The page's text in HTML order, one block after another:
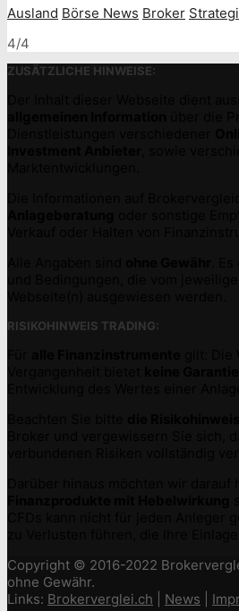
Ausland Börse News Broker
4/4
ZUSÄTZLICHE HINWEISE:
RISIKOHINWEIS TRADING:
Copyright © 2016-2022
ohne Gewähr.
Links: Brokerverglei.ch News